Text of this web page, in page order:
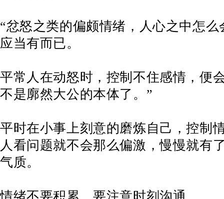
“忿怒之类的偏颇情绪，人心之中怎
应当有而已。
平常人在动怒时，控制不住感情，便
不是廓然大公的本体了。”
平时在小事上刻意的磨炼自己，控制
人看问题就不会那么偏激，慢慢就有
气质。